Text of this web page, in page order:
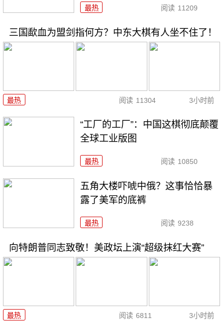
最热 阅读 11209
三国歃血为盟剑指何方？中东大棋有人坐不住了！
最热 阅读 11304 3小时前
“工厂的工厂”：中国这棋彻底颠覆
全球工业版图
最热 阅读 10850
五角大楼吓唬中俄？这事恰恰暴
露了美军的底裤
最热 阅读 9238
向特朗普同志致敬！美政坛上演“超级抹红大赛”
最热 阅读 6811 3小时前